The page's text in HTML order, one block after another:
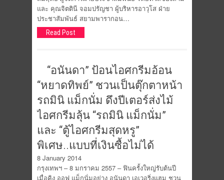
และ คุณจิตตินี จอมปรัญชา ผู้บริหารอาวุโส ฝ่าย
ประชาสัมพันธ์ สยามพารากอน…
Read Post
“อนันดา” ป้อนไอศกรีมอ้อน
“หยาดทิพย์” ชวนเป็นตุ๊กตาหน้า
รถมินิ แม็กนั่ม ดึงปีเตอร์ส่งไม้
ไอศกรีมลุ้น “รถมินิ แม็กนั่ม”
และ “ตู้ไอศกรีมสุดหรู”
พิเศษ..แบบที่เงินซื้อไม่ได้
8 January 2014
กรุงเทพฯ – 8 มกราคม 2557 – ฟินครั้งใหญ่รับต้นปี
เมื่อคิง ออฟ แม็กนั่มอย่าง อนันดา เอเวอริ่งแฮม ชวน